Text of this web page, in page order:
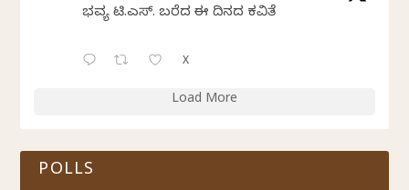
ಭವ್ಯ ಟಿ.ಎಸ್. ಬರೆದ ಈ ದಿನದ ಕವಿತೆ
X
Load More
POLLS